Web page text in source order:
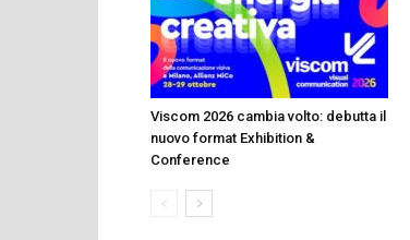
Viscom 2026 cambia volto: debutta il
nuovo format Exhibition &
Conference